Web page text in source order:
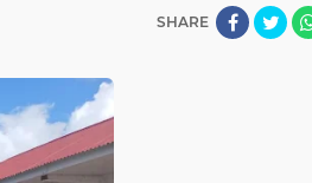
SHARE